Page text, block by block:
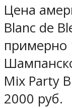
Цена
Blanc de
примерно
Mix Party
2000 руб.